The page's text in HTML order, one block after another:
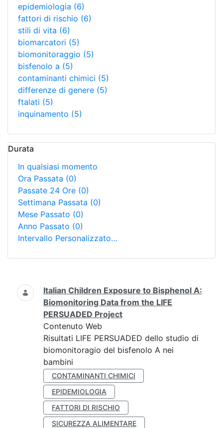
epidemiologia (6)
fattori di rischio (6)
stili di vita (6)
biomarcatori (5)
biomonitoraggio (5)
bisfenolo a (5)
contaminanti chimici (5)
differenze di genere (5)
ftalati (5)
inquinamento (5)
Durata
In qualsiasi momento
Ora Passata (0)
Passate 24 Ore (0)
Settimana Passata (0)
Mese Passato (0)
Anno Passato (0)
Intervallo Personalizzato…
Ricerca
Italian Children Exposure to Bisphenol A:
Biomonitoring Data from the LIFE
PERSUADED Project
Contenuto Web
Risultati LIFE PERSUADED dello studio di
biomonitoragio del bisfenolo A nei
bambini
CONTAMINANTI CHIMICI
EPIDEMIOLOGIA
FATTORI DI RISCHIO
SICUREZZA ALIMENTARE